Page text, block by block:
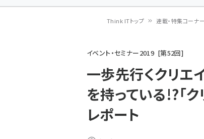
ン
く
ず
Think ITトップ 連載・特集コーナ
イベント・セミナー2019 第52回
一歩先行くクリエ
を持っている!?「
レポート